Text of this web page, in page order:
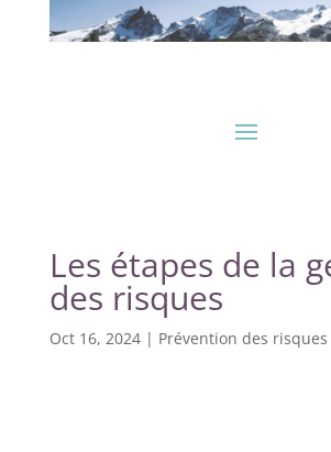
Les étapes de la
des risques
Oct 16, 2024| Prévention des risques